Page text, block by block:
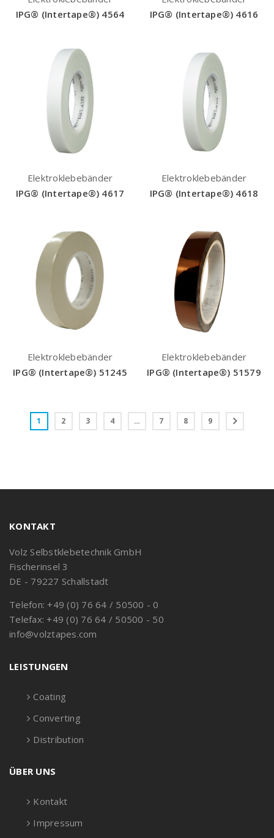
IPG® (Intertape®) 4564
IPG® (Intertape®) 4616
Elektroklebebänder
IPG® (Intertape®) 4617
Elektroklebebänder
IPG® (Intertape®) 4618
Elektroklebebänder
IPG® (Intertape®) 51245
Elektroklebebänder
IPG® (Intertape®) 51579
1 2 3 4 … 7 8 9
KONTAKT
Volz Selbstklebetechnik GmbH
Fischerinsel 3
DE - 79227 Schallstadt
Telefon: +49 (0) 76 64 / 50500 - 0
Telefax: +49 (0) 76 64 / 50500 - 50
info@volztapes.com
LEISTUNGEN
Coating
Converting
Distribution
ÜBER UNS
Kontakt
Impressum